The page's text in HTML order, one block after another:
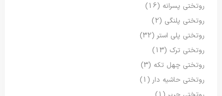
روتختی پسرانه (16)
روتختی پلنگی (2)
روتختی پلی استر (32)
روتختی ترک (13)
روتختی چهل تکه (3)
روتختی حاشیه دار (1)